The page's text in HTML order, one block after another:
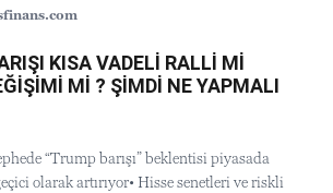
KISA VADELİ RALLİ Mİ
Mİ ? ŞİMDİ NE YAPMALI
“Trump barışı” beklentisi piyasada
olarak artırıyor• Hisse senetleri ve riskli